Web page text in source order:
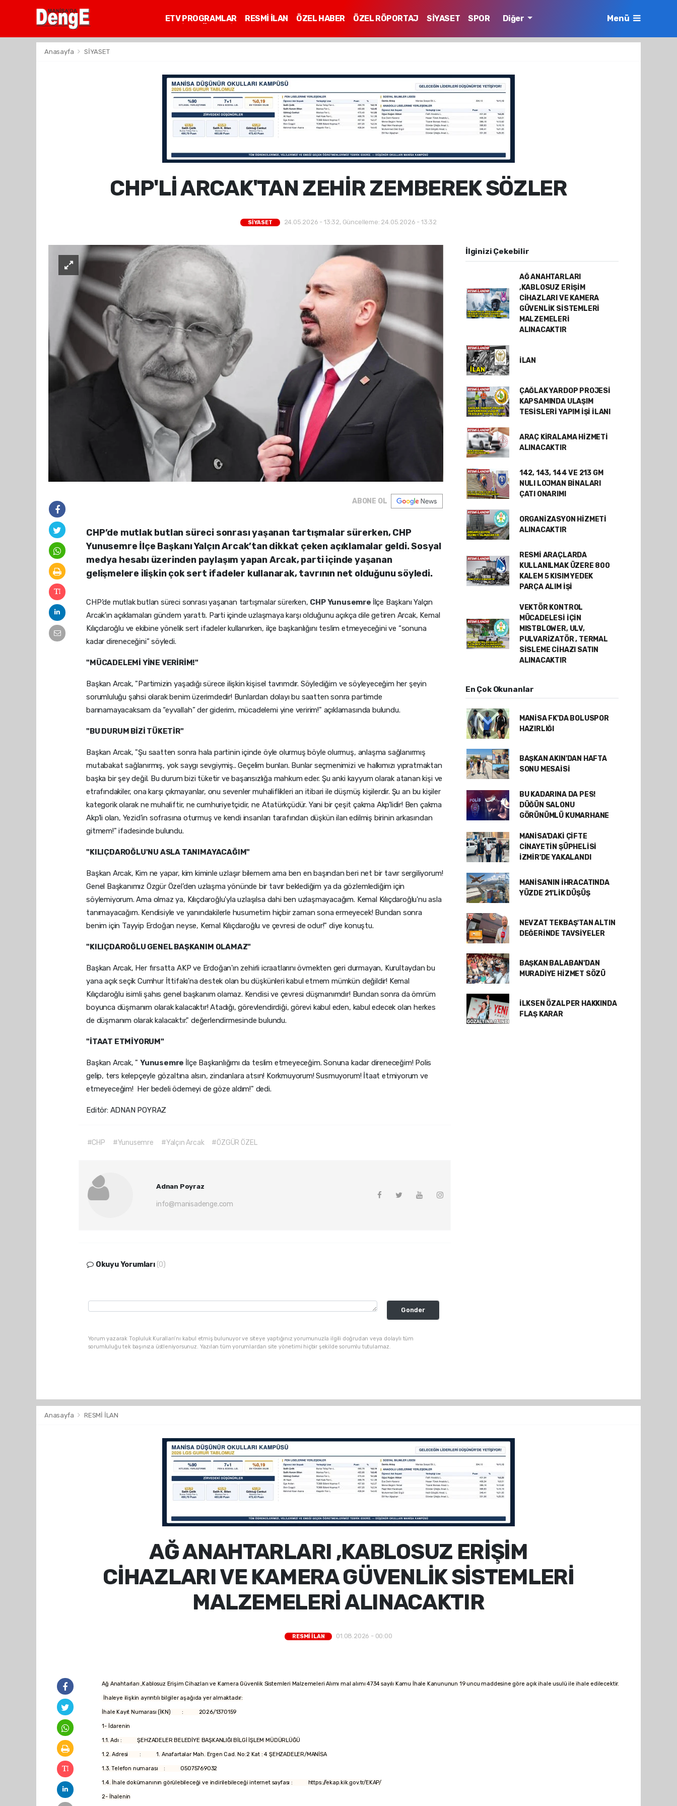
ETV PROGRAMLAR RESMİ İLAN ÖZEL HABER ÖZEL RÖPORTAJ SİYASET
SPOR
Diğer Menü
Anasayfa SİYASET
CHP'Lİ ARCAK'TAN ZEHİR ZEMBEREK SÖZLER
SİYASET 24.05.2026 - 13:32, Güncelleme: 24.05.2026 - 13:32
ABONE OL
CHP’de mutlak butlan süreci sonrası yaşanan tartışmalar sürerken, CHP
Yunusemre İlçe Başkanı Yalçın Arcak’tan dikkat çeken açıklamalar geldi. Sosyal
medya hesabı üzerinden paylaşım yapan Arcak, parti içinde yaşanan
gelişmelere ilişkin çok sert ifadeler kullanarak, tavrının net olduğunu söyledi.
CHP’de mutlak butlan süreci sonrası yaşanan tartışmalar sürerken, CHPYunusemre İlçe Başkanı Yalçın
Arcak’ın açıklamaları gündem yarattı. Parti içinde uzlaşmaya karşı olduğunu açıkça dile getiren Arcak, Kemal
Kılıçdaroğlu ve ekibine yönelik sert ifadeler kullanırken, ilçe başkanlığını teslim etmeyeceğini ve “sonuna
kadar direneceğini” söyledi.
"MÜCADELEMİ YİNE VERİRİM!"
Başkan Arcak, "Partimizin yaşadığı sürece ilişkin kişisel tavrımdır. Söylediğim ve söyleyeceğim her şeyin
sorumluluğu şahsi olarak benim üzerimdedir! Bunlardan dolayı bu saatten sonra partimde
barınamayacaksam da “eyvallah” der giderim, mücadelemi yine veririm!" açıklamasında bulundu.
"BU DURUM BİZİ TÜKETİR"
Başkan Arcak, "Şu saatten sonra hala partinin içinde öyle olurmuş böyle olurmuş, anlaşma sağlanırmış
mutabakat sağlanırmış, yok saygı sevgiymiş.. Geçelim bunları. Bunlar seçmenimizi ve halkımızı yıpratmaktan
başka bir şey değil. Bu durum bizi tüketir ve başarısızlığa mahkum eder. Şu anki kayyum olarak atanan kişi ve
etrafındakiler, ona karşı çıkmayanlar, onu sevenler muhaliflikleri an itibari ile düşmüş kişilerdir. Şu an bu kişiler
kategorik olarak ne muhaliftir, ne cumhuriyetçidir, ne Atatürkçüdür. Yani bir çeşit çakma Akp’lidir! Ben çakma
Akp’li olan, Yezid’in sofrasına oturmuş ve kendi insanları tarafından düşkün ilan edilmiş birinin arkasından
gitmem!" ifadesinde bulundu.
"KILIÇDAROĞLU'NU ASLA TANIMAYACAĞIM"
Başkan Arcak, Kim ne yapar, kim kiminle uzlaşır bilemem ama ben en başından beri net bir tavır sergiliyorum!
Genel Başkanımız Özgür Özel’den uzlaşma yönünde bir tavır beklediğim ya da gözlemlediğim için
söylemiyorum. Ama olmaz ya, Kılıçdaroğlu'yla uzlaşılsa dahi ben uzlaşmayacağım. Kemal Kılıçdaroğlu'nu asla
tanımayacağım. Kendisiyle ve yanındakilerle husumetim hiçbir zaman sona ermeyecek! Bundan sonra
benim için Tayyip Erdoğan neyse, Kemal Kılıçdaroğlu ve çevresi de odur!" diye konuştu.
"KILIÇDAROĞLU GENEL BAŞKANIM OLAMAZ"
Başkan Arcak, Her fırsatta AKP ve Erdoğan'ın zehirli icraatlarını övmekten geri durmayan, Kurultaydan bu
yana açık seçik Cumhur İttifakı'na destek olan bu düşkünleri kabul etmem mümkün değildir! Kemal
Kılıçdaroğlu isimli şahıs genel başkanım olamaz. Kendisi ve çevresi düşmanımdır! Bundan sonra da ömrüm
boyunca düşmanım olarak kalacaktır! Atadığı, görevlendirdiği, görevi kabul eden, kabul edecek olan herkes
de düşmanım olarak kalacaktır." değerlendirmesinde bulundu.
"İTAAT ETMİYORUM"
Başkan Arcak, "Yunusemre İlçe Başkanlığımı da teslim etmeyeceğim. Sonuna kadar direneceğim! Polis
gelip, ters kelepçeyle gözaltına alsın, zindanlara atsın! Korkmuyorum! Susmuyorum! İtaat etmiyorum ve
etmeyeceğim! Her bedeli ödemeyi de göze aldım!" dedi.
Editör: ADNAN POYRAZ
#CHP #Yunusemre #Yalçın Arcak #ÖZGÜR ÖZEL
Adnan Poyraz
info@manisadenge.com
Okuyu Yorumları (0)
Gonder
Yorum yazarak Topluluk Kuralları’nı kabul etmiş bulunuyor ve siteye yaptığınız yorumunuzla ilgili doğrudan veya dolaylı tüm
sorumluluğu tek başınıza üstleniyorsunuz. Yazılan tüm yorumlardan site yönetimi hiçbir şekilde sorumlu tutulamaz.
İlginizi Çekebilir
AĞ ANAHTARLARI
,KABLOSUZ ERİŞİM
CİHAZLARI VE KAMERA
GÜVENLİK SİSTEMLERİ
MALZEMELERİ
ALINACAKTIR
İLAN
ÇAĞLAK YARDOP PROJESİ
KAPSAMINDA ULAŞIM
TESİSLERİ YAPIM İŞİ İLANI
ARAÇ KİRALAMA HİZMETİ
ALINACAKTIR
142, 143, 144 VE 213 GM
NULI LOJMAN BİNALARI
ÇATI ONARIMI
ORGANİZASYON HİZMETİ
ALINACAKTIR
RESMİ ARAÇLARDA
KULLANILMAK ÜZERE 800
KALEM 5 KISIM YEDEK
PARÇA ALIM İŞİ
VEKTÖR KONTROL
MÜCADELESİ İÇİN
MISTBLOWER, ULV,
PULVARİZATÖR , TERMAL
SİSLEME CİHAZI SATIN
ALINACAKTIR
En Çok Okunanlar
MANİSA FK'DA BOLUSPOR
HAZIRLIĞI
BAŞKAN AKIN'DAN HAFTA
SONU MESAİSİ
BU KADARINA DA PES!
DÜĞÜN SALONU
GÖRÜNÜMLÜ KUMARHANE
MANİSA'DAKİ ÇİFTE
CİNAYETİN ŞÜPHELİSİ
İZMİR'DE YAKALANDI
MANİSA'NIN İHRACATINDA
YÜZDE 21'LİK DÜŞÜŞ
NEVZAT TEKBAŞ'TAN ALTIN
DEĞERİNDE TAVSİYELER
BAŞKAN BALABAN'DAN
MURADİYE HİZMET SÖZÜ
İLKSEN ÖZALPER HAKKINDA
FLAŞ KARAR
Anasayfa RESMİ İLAN
AĞ ANAHTARLARI ,KABLOSUZ ERİŞİM
CİHAZLARI VE KAMERA GÜVENLİK SİSTEMLERİ
MALZEMELERİ ALINACAKTIR
RESMİ İLAN 01.08.2026 - 00:00
Ağ Anahtarları ,Kablosuz Erişim Cihazları ve Kamera Güvenlik Sistemleri Malzemeleri Alımı mal alımı 4734 sayılı Kamu İhale Kanununun 19 uncu maddesine göre açık ihale usulü ile ihale edilecektir.
İhaleye ilişkin ayrıntılı bilgiler aşağıda yer almaktadır:
İhale Kayıt Numarası (İKN) : 2026/1370159
1- İdarenin
1.1. Adı : ŞEHZADELER BELEDİYE BAŞKANLIĞI BİLGİ İŞLEM MÜDÜRLÜĞÜ
1.2. Adresi : 1. Anafartalar Mah. Ergen Cad. No:2 Kat : 4 ŞEHZADELER/MANİSA
1.3. Telefon numarası : 05075769032
1.4. İhale dokümanının görülebileceği ve indirilebileceği internet sayfası : https://ekap.kik.gov.tr/EKAP/
2- İhalenin